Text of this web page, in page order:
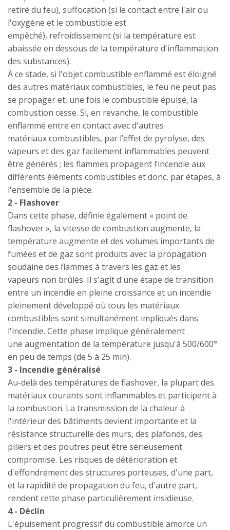
retiré du feu), suffocation (si le contact entre l'air ou
l'oxygène et le combustible est
empêché), refroidissement (si la température est
abaissée en dessous de la température d'inflammation
des substances).
À ce stade, si l'objet combustible enflammé est éloigné
des autres matériaux combustibles, le feu ne peut pas
se propager et, une fois le combustible épuisé, la
combustion cesse. Si, en revanche, le combustible
enflammé entre en contact avec d'autres
matériaux combustibles, par l’effet de pyrolyse, des
vapeurs et des gaz facilement inflammables peuvent
être générés ; les flammes propagent l’incendie aux
différents éléments combustibles et donc, par étapes, à
l'ensemble de la pièce.
2 - Flashover
Dans cette phase, définie également « point de
flashover », la vitesse de combustion augmente, la
température augmente et des volumes importants de
fumées et de gaz sont produits avec la propagation
soudaine des flammes à travers les gaz et les
vapeurs non brûlés. Il s'agit d'une étape de transition
entre un incendie en pleine croissance et un incendie
pleinement développé où tous les matériaux
combustibles sont simultanément impliqués dans
l'incendie. Cette phase implique généralement
une augmentation de la température jusqu'à 500/600°
en peu de temps (de 5 à 25 min).
3 - Incendie généralisé
Au-delà des températures de flashover, la plupart des
matériaux courants sont inflammables et participent à
la combustion. La transmission de la chaleur à
l'intérieur des bâtiments devient importante et la
résistance structurelle des murs, des plafonds, des
piliers et des poutres peut être sérieusement
compromise. Les risques de détérioration et
d'effondrement des structures porteuses, d'une part,
et la rapidité de propagation du feu, d'autre part,
rendent cette phase particulièrement insidieuse.
4 - Déclin
L'épuisement progressif du combustible amorce un